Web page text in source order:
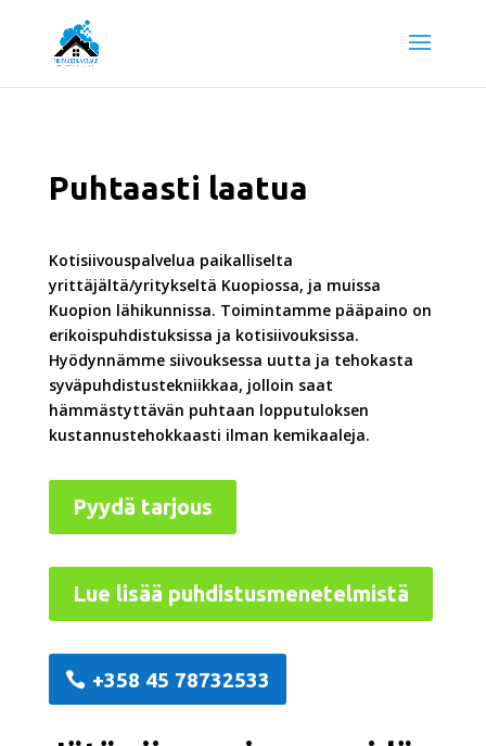
Puhtaasti laatua
Kotisiivouspalvelua paikalliselta
yrittäjältä/yritykseltä Kuopiossa, ja muissa
Kuopion lähikunnissa. Toimintamme pääpaino on
erikoispuhdistuksissa ja kotisiivouksissa.
Hyödynnämme siivouksessa uutta ja tehokasta
syväpuhdistustekniikkaa, jolloin saat
hämmästyttävän puhtaan lopputuloksen
kustannustehokkaasti ilman kemikaaleja.
Pyydä tarjous
Lue lisää puhdistusmenetelmistä
+358 45 78732533